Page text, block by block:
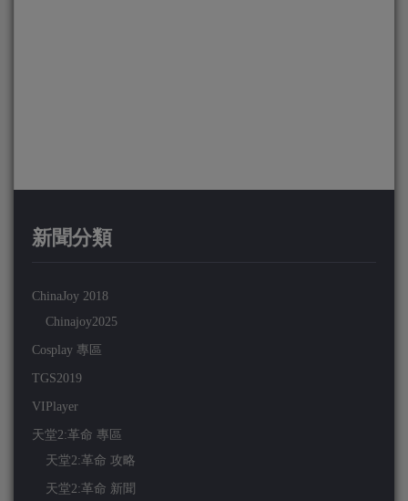
新聞分類
ChinaJoy 2018
Chinajoy2025
Cosplay 專區
TGS2019
VIPlayer
天堂2:革命 專區
天堂2:革命 攻略
天堂2:革命 新聞